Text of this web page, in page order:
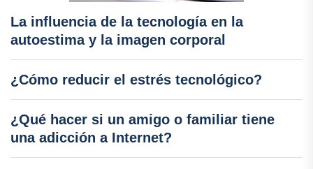
La influencia de la tecnología en la
autoestima y la imagen corporal
¿Cómo reducir el estrés tecnológico?
¿Qué hacer si un amigo o familiar tiene
una adicción a Internet?